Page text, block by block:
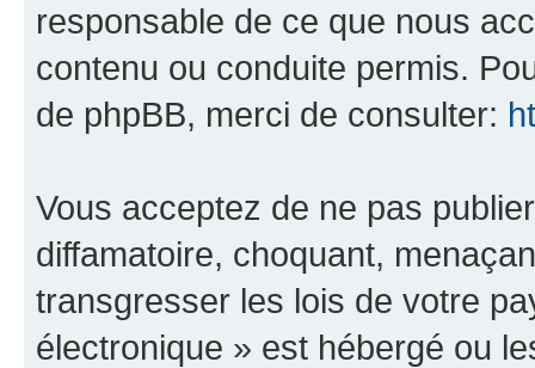
responsable de ce que nous
contenu ou conduite permis.
de phpBB, merci de consulter:
Vous acceptez de ne pas
diffamatoire, choquant,
transgresser les lois de votre
électronique » est hébergé ou